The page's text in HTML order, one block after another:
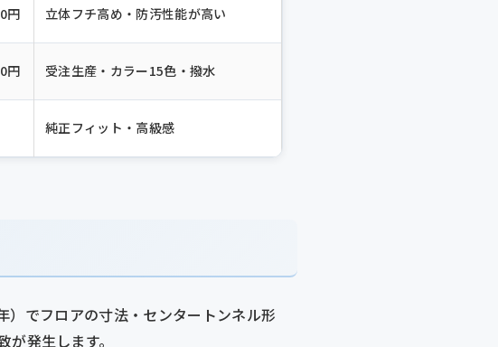
円 立体フチ高め・防汚性能が高い
円 受注生産・カラー15色・撥水
純正フィット・高級感
でフロアの寸法・センタートンネル形
発生します。